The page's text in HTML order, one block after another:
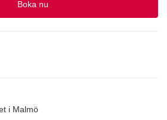
Boka nu
i Malmö